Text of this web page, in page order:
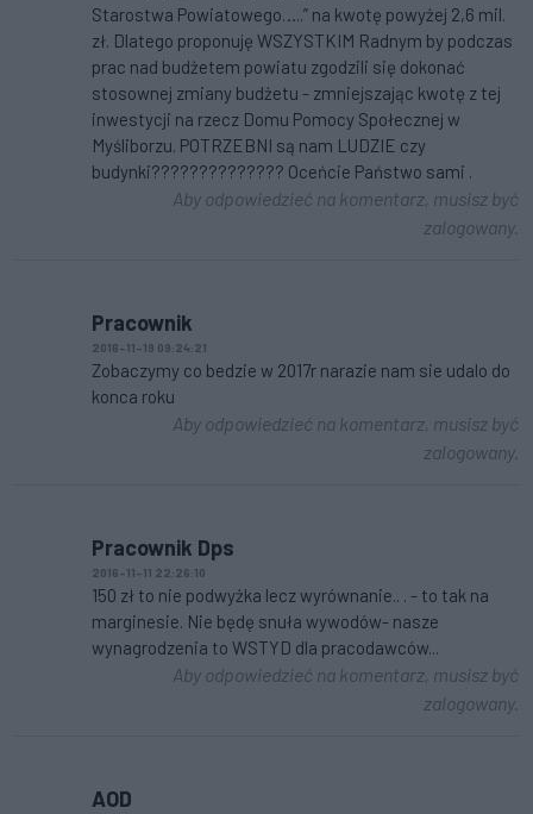
Starostwa Powiatowego…..” na kwotę powyżej 2,6 mil.
zł. Dlatego proponuję WSZYSTKIM Radnym by podczas
prac nad budżetem powiatu zgodzili się dokonać
stosownej zmiany budżetu - zmniejszając kwotę z tej
inwestycji na rzecz Domu Pomocy Społecznej w
Myśliborzu. POTRZEBNI są nam LUDZIE czy
budynki?????????????? Oceńcie Państwo sami .
Aby odpowiedzieć na komentarz, musisz być
zalogowany.
Pracownik
2016-11-19 09:24:21
Zobaczymy co bedzie w 2017r narazie nam sie udalo do
konca roku
Aby odpowiedzieć na komentarz, musisz być
zalogowany.
Pracownik Dps
2016-11-11 22:26:10
150 zł to nie podwyżka lecz wyrównanie.. . - to tak na
marginesie. Nie będę snuła wywodów- nasze
wynagrodzenia to WSTYD dla pracodawców...
Aby odpowiedzieć na komentarz, musisz być
zalogowany.
AOD